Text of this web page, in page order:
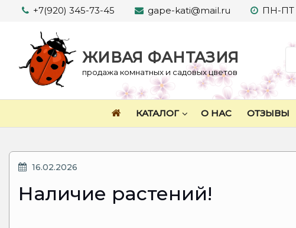
Перейти
содержимому
+7(920) 345-73-45 gape-kati@mail.ru ПН-ПТ
ЖИВАЯ ФАНТАЗИЯ
продажа комнатных и садовых цветов
КАТАЛОГ О НАС ОТЗЫВЫ
ОПУБЛИКОВАНО
16.02.2026
Наличие растений!